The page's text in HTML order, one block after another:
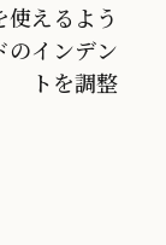
えるよう
インデン
トを調整